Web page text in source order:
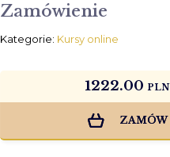
Zamówienie
Kategorie: Kursy online
1222.00 PLN
ZAMÓW